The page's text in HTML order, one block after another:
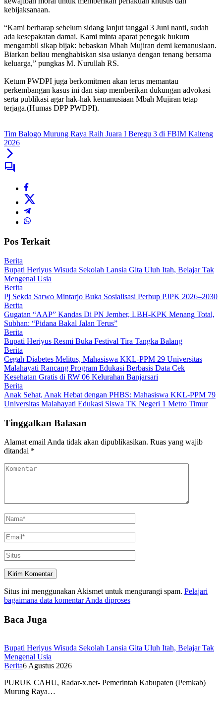
kebijaksanaan.
“Kami berharap sebelum sidang lanjut tanggal 3 Juni nanti, sudah
ada kesepakatan damai. Kami minta aparat penegak hukum
mengambil sikap bijak: bebaskan Mbah Mujiran demi kemanusiaan.
Biarkan beliau menghabiskan sisa usianya dengan tenang bersama
keluarga,” pungkas M. Nurullah RS.
Ketum PWDPI juga berkomitmen akan terus memantau
perkembangan kasus ini dan siap memberikan dukungan advokasi
serta publikasi agar hak-hak kemanusiaan Mbah Mujiran tetap
terjaga.(Humas DPP PWDPI).
Tim Balogo Murung Raya Raih Juara I Beregu 3 di FBIM Kalteng
2026
Pos Terkait
Berita
Bupati Heriyus Wisuda Sekolah Lansia Gita Uluh Itah, Belajar Tak
Mengenal Usia
Berita
Pj Sekda Sarwo Mintarjo Buka Sosialisasi Perbup PJPK 2026–2030
Berita
Gugatan “AAP” Kandas Di PN Jember, LBH-KPK Menang Total,
Subhan: “Pidana Bakal Jalan Terus”
Berita
Bupati Heriyus Resmi Buka Festival Tira Tangka Balang
Berita
Cegah Diabetes Melitus, Mahasiswa KKL-PPM 29 Universitas
Malahayati Rancang Program Edukasi Berbasis Data Cek
Kesehatan Gratis di RW 06 Kelurahan Banjarsari
Berita
Anak Sehat, Anak Hebat dengan PHBS: Mahasiswa KKL-PPM 79
Universitas Malahayati Edukasi Siswa TK Negeri 1 Metro Timur
Tinggalkan Balasan
Alamat email Anda tidak akan dipublikasikan. Ruas yang wajib
ditandai *
Situs ini menggunakan Akismet untuk mengurangi spam. Pelajari
bagaimana data komentar Anda diproses
Baca Juga
Bupati Heriyus Wisuda Sekolah Lansia Gita Uluh Itah, Belajar Tak
Mengenal Usia
Berita6 Agustus 2026
PURUK CAHU, Radar-x.net- Pemerintah Kabupaten (Pemkab)
Murung Raya…